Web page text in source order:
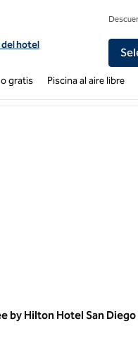
hotel Hampton Inn San
del hotel
gratis Piscina al aire libre
by Hilton Hotel San